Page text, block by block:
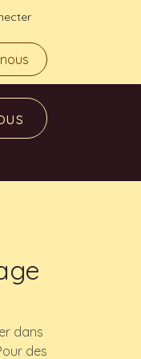
dans
des